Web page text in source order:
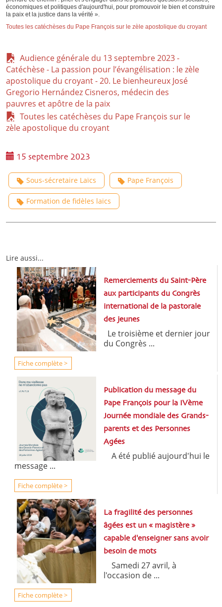
économiques et politiques d'aujourd'hui, pour promouvoir le bien et construire
la paix et la justice dans la vérité ».
Toutes les catéchèses du Pape François sur le zèle apostolique du croyant
Audience générale du 13 septembre 2023 -
Catéchèse - La passion pour l’évangélisation : le zèle
apostolique du croyant - 20. Le bienheureux José
Gregorio Hernández Cisneros, médecin des
pauvres et apôtre de la paix
Toutes les catéchèses du Pape François sur le
zèle apostolique du croyant
15 septembre 2023
Sous-sécretaire Laïcs Pape François
Formation de fidèles laïcs
Lire aussi...
Remerciements du Saint-Père
aux participants du Congrès
international de la pastorale
des jeunes
Le troisième et dernier jour
du Congrès ...
Fiche complète >
Publication du message du
Pape François pour la IVème
Journée mondiale des Grands-
parents et des Personnes
Agées
A été publié aujourd'hui le
message ...
Fiche complète >
La fragilité des personnes
âgées est un « magistère »
capable d'enseigner sans avoir
besoin de mots
Samedi 27 avril, à
l'occasion de ...
Fiche complète >